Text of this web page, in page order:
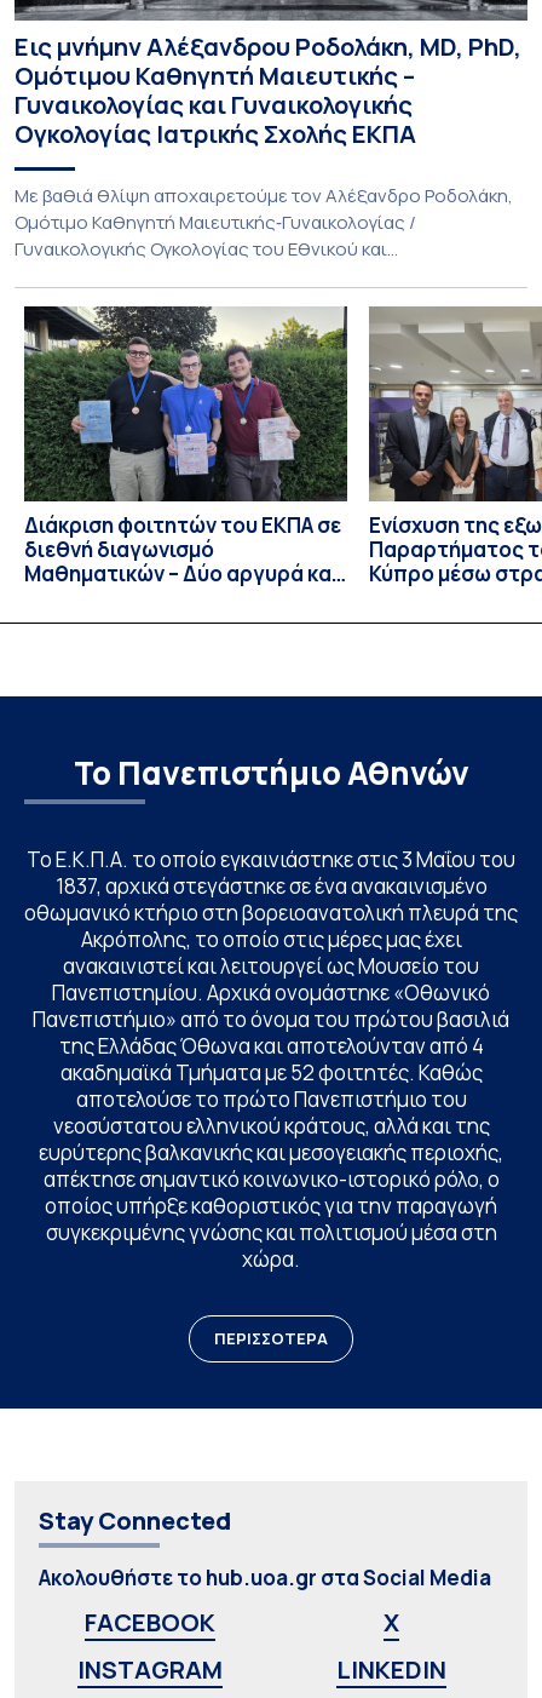
Εις μνήμην Αλέξανδρου Ροδολάκη, MD, PhD,
Ομότιμου Καθηγητή Μαιευτικής –
Γυναικολογίας και Γυναικολογικής
Ογκολογίας Ιατρικής Σχολής ΕΚΠΑ
Με βαθιά θλίψη αποχαιρετούμε τον Αλέξανδρο Ροδολάκη,
Ομότιμο Καθηγητή Μαιευτικής‑Γυναικολογίας /
Γυναικολογικής Ογκολογίας του Εθνικού και
Διευθυντή της Α’ Μαιευτικής και Γυναικολογικής Κλινικής,
στο Νοσοκομείο «Αλεξάνδρα». Η διαδρομή του υπήρξε
συνεχής και ανοδική μέσα στην ίδια Κλινική, την οποία
υπηρέτησε από κάθε θέση: Επιμελητής Β’ Ε.Σ.Υ.
(1997‑2002), Επίκουρος […]
Διάκριση φοιτητών του ΕΚΠΑ σε
διεθνή διαγωνισμό
Μαθηματικών – Δύο αργυρά και
Ενίσχυση της
Παραρτήματος
Κύπρο μέσω
Το Πανεπιστήμιο Αθηνών
Το Ε.Κ.Π.Α. το οποίο εγκαινιάστηκε στις 3 Μαΐου του
1837, αρχικά στεγάστηκε σε ένα ανακαινισμένο
οθωμανικό κτήριο στη βορειοανατολική πλευρά της
Ακρόπολης, το οποίο στις μέρες μας έχει
ανακαινιστεί και λειτουργεί ως Μουσείο του
Πανεπιστημίου. Αρχικά ονομάστηκε «Οθωνικό
Πανεπιστήμιο» από το όνομα του πρώτου βασιλιά
της Ελλάδας Όθωνα και αποτελούνταν από 4
ακαδημαϊκά Τμήματα με 52 φοιτητές. Καθώς
αποτελούσε το πρώτο Πανεπιστήμιο του
νεοσύστατου ελληνικού κράτους, αλλά και της
ευρύτερης βαλκανικής και μεσογειακής περιοχής,
απέκτησε σημαντικό κοινωνικο-ιστορικό ρόλο, ο
οποίος υπήρξε καθοριστικός για την παραγωγή
συγκεκριμένης γνώσης και πολιτισμού μέσα στη
χώρα.
ΠΕΡΙΣΣΟΤΕΡΑ
Stay Connected
Ακολουθήστε το hub.uoa.gr στα Social Media
FACEBOOK
X
INSTAGRAM
LINKEDIN